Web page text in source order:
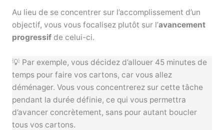
Au lieu de se concentrer sur l’accomplissement d’un
objectif, vous vous focalisez plutôt sur l’avancement
progressifde celui-ci.
💡 Par exemple, vous décidez d’allouer 45 minutes de
temps pour faire vos cartons, car vous allez
déménager. Vous vous concentrerez sur cette tâche
pendant la durée définie, ce qui vous permettra
d’avancer concrètement, sans pour autant boucler
tous vos cartons.